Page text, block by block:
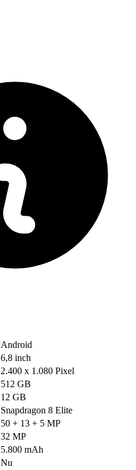
Android
6,8 inch
2.400 x 1.080 Pixel
512 GB
12 GB
Snapdragon 8 Elite
50 + 13 + 5 MP
32 MP
5.800 mAh
Nu